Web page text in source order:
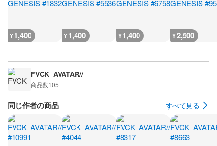
¥1,400 ¥1,400 ¥1,400 ¥2,500
FVCK_AVATAR//
商品数105
同じ作者の商品 すべて見る